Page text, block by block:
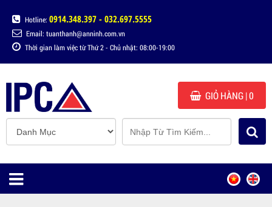
Hotline: 0914.348.397 - 032.697.5555
Email: tuanthanh@anninh.com.vn
Thời gian làm việc từ Thứ 2 - Chủ nhật: 08:00-19:00
GIỎ HÀNG| 0